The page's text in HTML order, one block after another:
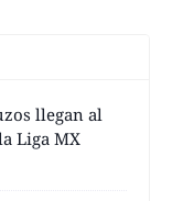
llegan al
Liga MX